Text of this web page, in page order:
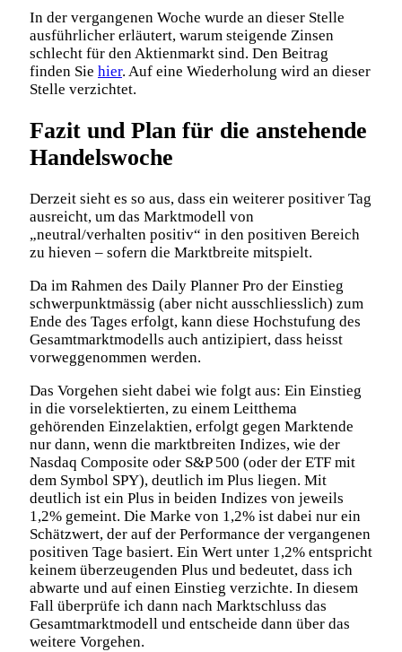
In der vergangenen Woche wurde an dieser Stelle
ausführlicher erläutert, warum steigende Zinsen
schlecht für den Aktienmarkt sind. Den Beitrag
finden Sie hier. Auf eine Wiederholung wird an dieser
Stelle verzichtet.
Fazit und Plan für die anstehende
Handelswoche
Derzeit sieht es so aus, dass ein weiterer positiver Tag
ausreicht, um das Marktmodell von
„neutral/verhalten positiv“ in den positiven Bereich
zu hieven – sofern die Marktbreite mitspielt.
Da im Rahmen des Daily Planner Pro der Einstieg
schwerpunktmässig (aber nicht ausschliesslich) zum
Ende des Tages erfolgt, kann diese Hochstufung des
Gesamtmarktmodells auch antizipiert, dass heisst
vorweggenommen werden.
Das Vorgehen sieht dabei wie folgt aus: Ein Einstieg
in die vorselektierten, zu einem Leitthema
gehörenden Einzelaktien, erfolgt gegen Marktende
nur dann, wenn die marktbreiten Indizes, wie der
Nasdaq Composite oder S&P 500 (oder der ETF mit
dem Symbol SPY), deutlich im Plus liegen. Mit
deutlich ist ein Plus in beiden Indizes von jeweils
1,2% gemeint. Die Marke von 1,2% ist dabei nur ein
Schätzwert, der auf der Performance der vergangenen
positiven Tage basiert. Ein Wert unter 1,2% entspricht
keinem überzeugenden Plus und bedeutet, dass ich
abwarte und auf einen Einstieg verzichte. In diesem
Fall überprüfe ich dann nach Marktschluss das
Gesamtmarktmodell und entscheide dann über das
weitere Vorgehen.